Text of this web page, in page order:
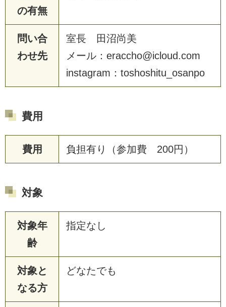
の有無
問い合
わせ先
室長 田沼尚美
メール：eraccho@icloud.com
instagram：toshoshitu_osanpo
費用
費用 負担有り（参加費 200円）
対象
対象年
齢
指定なし
対象と
なる方
どなたでも